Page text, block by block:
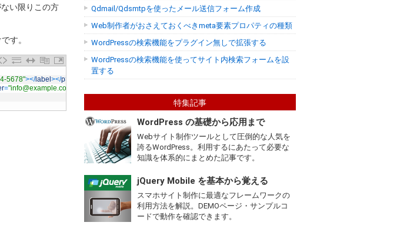
い限りこの方
す。
5678"></label ></p>
="info@example.com"
Qdmail/Qdsmtpを使ったメール送信フォーム作成
Web制作者がおさえておくべきmeta要素プロパティの種類
WordPressの検索機能をプラグイン無しで拡張する
WordPressの検索機能を使ってサイト内検索フォームを設
置する
特集記事
WordPress の基礎から応用まで
Webサイト制作ツールとして圧倒的な人気を
誇るWordPress。利用するにあたって必要な
知識を体系的にまとめた記事です。
jQuery Mobile を基本から覚える
スマホサイト制作に最適なフレームワークの
利用方法を解説。DEMOページ・サンプルコ
ードで動作を確認できます。